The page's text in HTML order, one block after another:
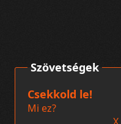
Szövetségek
Csekkold le!
Mi ez?